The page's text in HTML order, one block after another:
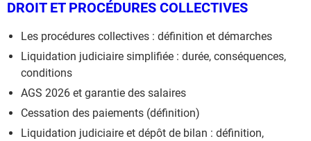
DROIT ET PROCÉDURES COLLECTIVES
Les procédures collectives : définition et démarches
Liquidation judiciaire simplifiée : durée, conséquences,
conditions
AGS 2026 et garantie des salaires
Cessation des paiements (définition)
Liquidation judiciaire et dépôt de bilan : définition,